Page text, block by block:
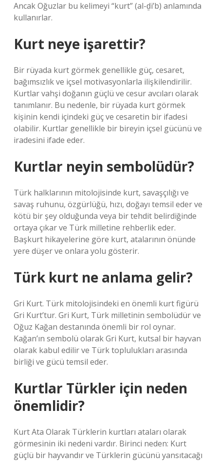
Ancak Oğuzlar bu kelimeyi “kurt” (al-ḏi’b) anlamında
kullanırlar.
Kurt neye işarettir?
Bir rüyada kurt görmek genellikle güç, cesaret,
bağımsızlık ve içsel motivasyonlarla ilişkilendirilir.
Kurtlar vahşi doğanın güçlü ve cesur avcıları olarak
tanımlanır. Bu nedenle, bir rüyada kurt görmek
kişinin kendi içindeki güç ve cesaretin bir ifadesi
olabilir. Kurtlar genellikle bir bireyin içsel gücünü ve
iradesini ifade eder.
Kurtlar neyin sembolüdür?
Türk halklarının mitolojisinde kurt, savaşçılığı ve
savaş ruhunu, özgürlüğü, hızı, doğayı temsil eder ve
kötü bir şey olduğunda veya bir tehdit belirdiğinde
ortaya çıkar ve Türk milletine rehberlik eder.
Başkurt hikayelerine göre kurt, atalarının önünde
yere düşer ve onlara yolu gösterir.
Türk kurt ne anlama gelir?
Gri Kurt. Türk mitolojisindeki en önemli kurt figürü
Gri Kurt’tur. Gri Kurt, Türk milletinin sembolüdür ve
Oğuz Kağan destanında önemli bir rol oynar.
Kağan’ın sembolü olarak Gri Kurt, kutsal bir hayvan
olarak kabul edilir ve Türk toplulukları arasında
birliği ve gücü temsil eder.
Kurtlar Türkler için neden
önemlidir?
Kurt Ata Olarak Türklerin kurtları ataları olarak
görmesinin iki nedeni vardır. Birinci neden: Kurt
güçlü bir hayvandır ve Türklerin gücünü yansıtacağı